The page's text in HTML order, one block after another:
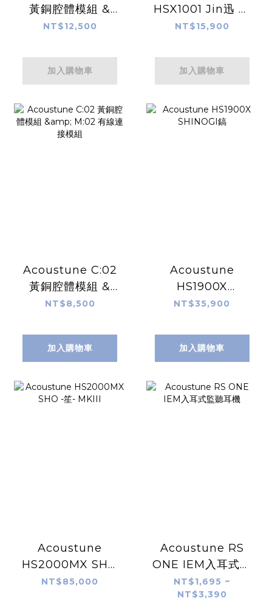
黃銅腔體模組 &
M:02 有線連接模組
NT$12,500
加入購物車
HSX1001 Jin迅 真
無線耳機
NT$15,900
加入購物車
Acoustune C:02
黃銅腔體模組 &
M:02 有線連接模組
NT$8,500
加入購物車
Acoustune
HS1900X
SHINOGI鎬
NT$35,900
加入購物車
Acoustune
HS2000MX SHO
-笙- MKIII
NT$85,000
Acoustune RS
ONE IEM入耳式監
聽耳機
NT$1,695 ~
NT$3,390